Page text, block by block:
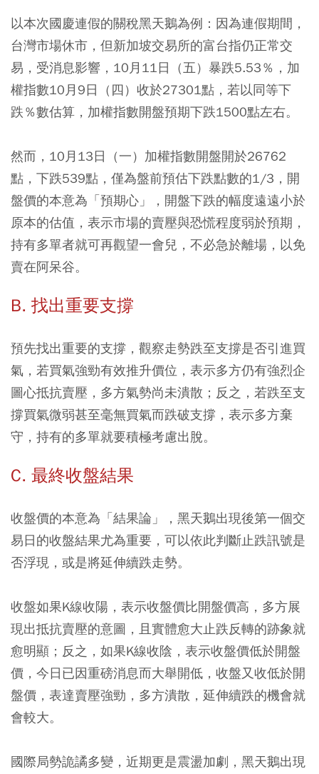
以本次國慶連假的關稅黑天鵝為例：因為連假期間，
台灣市場休市，但新加坡交易所的富台指仍正常交
易，受消息影響，10月11日（五）暴跌5.53％，加
權指數10月9日（四）收於27301點，若以同等下
跌％數估算，加權指數開盤預期下跌1500點左右。
然而，10月13日（一）加權指數開盤開於26762
點，下跌539點，僅為盤前預估下跌點數的1/3，開
盤價的本意為「預期心」，開盤下跌的幅度遠遠小於
原本的估值，表示市場的賣壓與恐慌程度弱於預期，
持有多單者就可再觀望一會兒，不必急於離場，以免
賣在阿呆谷。
B. 找出重要支撐
預先找出重要的支撐，觀察走勢跌至支撐是否引進買
氣，若買氣強勁有效推升價位，表示多方仍有強烈企
圖心抵抗賣壓，多方氣勢尚未潰散；反之，若跌至支
撐買氣微弱甚至毫無買氣而跌破支撐，表示多方棄
守，持有的多單就要積極考慮出脫。
C. 最終收盤結果
收盤價的本意為「結果論」，黑天鵝出現後第一個交
易日的收盤結果尤為重要，可以依此判斷止跌訊號是
否浮現，或是將延伸續跌走勢。
收盤如果K線收陽，表示收盤價比開盤價高，多方展
現出抵抗賣壓的意圖，且實體愈大止跌反轉的跡象就
愈明顯；反之，如果K線收陰，表示收盤價低於開盤
價，今日已因重磅消息而大舉開低，收盤又收低於開
盤價，表達賣壓強勁，多方潰散，延伸續跌的機會就
會較大。
國際局勢詭譎多變，近期更是震盪加劇，黑天鵝出現